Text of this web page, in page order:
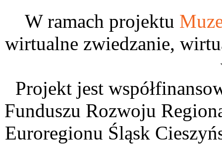
W ramach projektu
wirtualne zwiedzanie,
Projekt jest
Funduszu Rozwoju
Euroregionu Śląsk